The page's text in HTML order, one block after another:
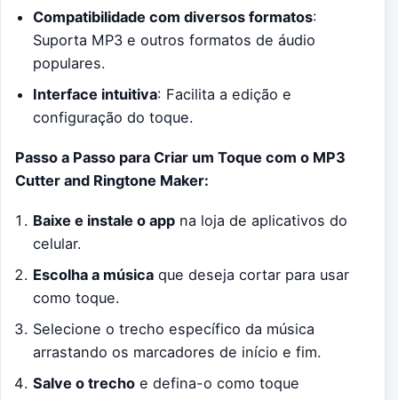
Compatibilidade com diversos formatos:
Suporta MP3 e outros formatos de áudio
populares.
Interface intuitiva: Facilita a edição e
configuração do toque.
Passo a Passo para Criar um Toque com o MP3
Cutter and Ringtone Maker:
Baixe e instale o app na loja de aplicativos do
celular.
Escolha a música que deseja cortar para usar
como toque.
Selecione o trecho específico da música
arrastando os marcadores de início e fim.
Salve o trecho e defina-o como toque